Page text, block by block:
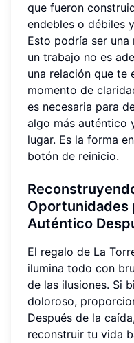
que fueron
endebles o débiles
Esto podría ser
un trabajo no es
una relación que te
momento de
es necesaria para
algo más auténtico
lugar. Es la forma
botón de reinicio.
Oportunidades
Auténtico
El regalo de La
ilumina todo con
de las ilusiones. Si
doloroso,
Después de la
reconstruir tu vida